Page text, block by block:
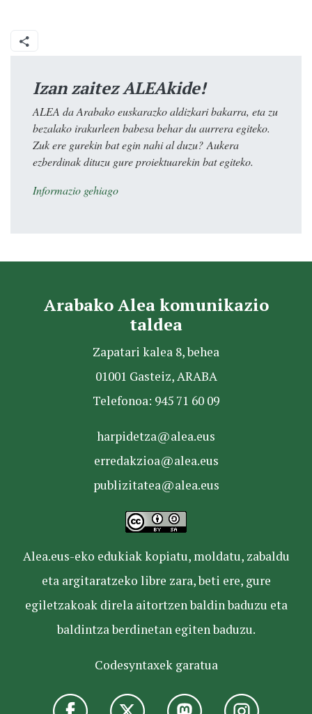
Izan zaitez ALEAkide!
ALEA da Arabako euskarazko aldizkari bakarra, eta zu
bezalako irakurleen babesa behar du aurrera egiteko.
Zuk ere gurekin bat egin nahi al duzu? Aukera
ezberdinak dituzu gure proiektuarekin bat egiteko.
Informazio gehiago
Arabako Alea komunikazio
taldea
Zapatari kalea 8, behea
01001 Gasteiz, ARABA
Telefonoa: 945 71 60 09
harpidetza@alea.eus
erredakzioa@alea.eus
publizitatea@alea.eus
Alea.eus-eko edukiak kopiatu, moldatu, zabaldu
eta argitaratzeko libre zara, beti ere, gure
egiletzakoak direla aitortzen baldin baduzu eta
baldintza berdinetan egiten baduzu.
Codesyntaxek garatua